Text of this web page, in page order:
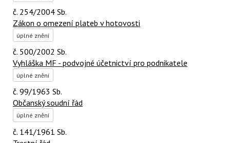
č. 254/2004 Sb.
Zákon o omezení plateb v hotovosti
úplné znění
č. 500/2002 Sb.
Vyhláška MF - podvojné účetnictví pro podnikatele
úplné znění
č. 99/1963 Sb.
Občanský soudní řád
úplné znění
č. 141/1961 Sb.